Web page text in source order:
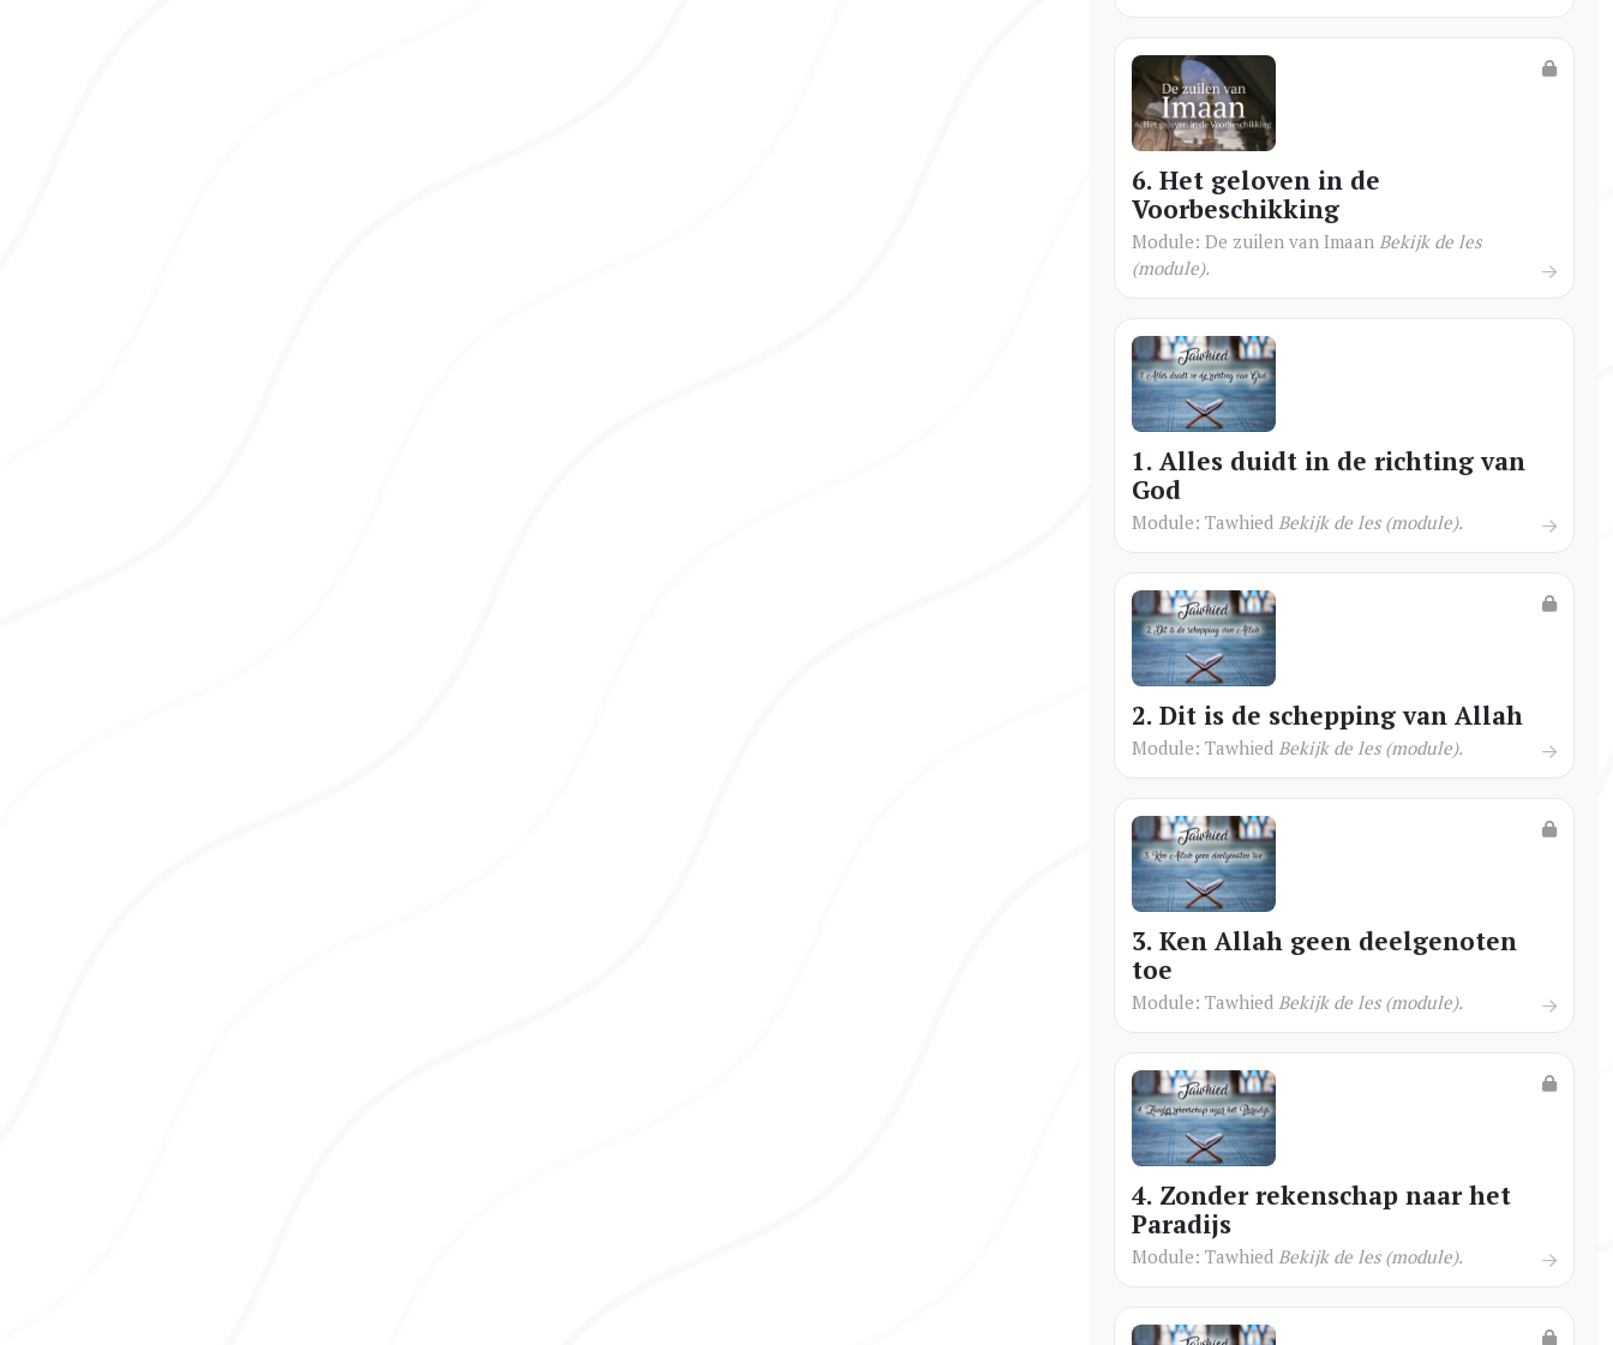
6. Het geloven in de
Voorbeschikking
Module: De zuilen van Imaan Bekijk de les
(module).
1. Alles duidt in de richting van
God
Module: Tawhied Bekijk de les (module).
2. Dit is de schepping van Allah
Module: Tawhied Bekijk de les (module).
3. Ken Allah geen deelgenoten
toe
Module: Tawhied Bekijk de les (module).
4. Zonder rekenschap naar het
Paradijs
Module: Tawhied Bekijk de les (module).